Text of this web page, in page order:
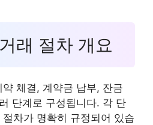
래 절차 개요
체결, 계약금 납부, 잔금
단계로 구성됩니다. 각 단
차가 명확히 규정되어 있습